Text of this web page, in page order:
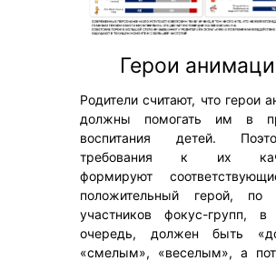
Герои
Родители считают, что герои
должны помогать им в
воспитания детей.
требования к их
формируют
положительный герой, по
участников фокус-групп,
очередь, должен быть
«смелым», «веселым», а